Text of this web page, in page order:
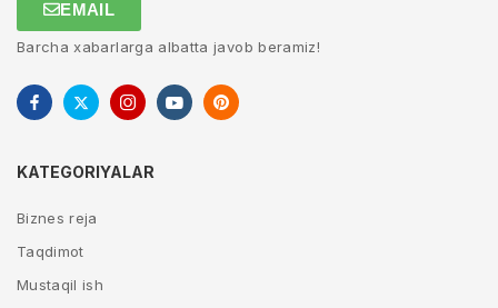
EMAIL
Barcha xabarlarga albatta javob beramiz!
KATEGORIYALAR
Biznes reja
Taqdimot
Mustaqil ish